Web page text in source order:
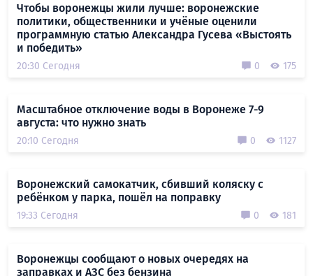
Чтобы воронежцы жили лучше: воронежские
политики, общественники и учёные оценили
программную статью Александра Гусева «Выстоять
и победить»
20:30 Сегодня 0 175
Масштабное отключение воды в Воронеже 7-9
августа: что нужно знать
20:10 Сегодня 0 1127
Воронежский самокатчик, сбивший коляску с
ребёнком у парка, пошёл на поправку
19:33 Сегодня 0 181
Воронежцы сообщают о новых очередях на
заправках и АЗС без бензина